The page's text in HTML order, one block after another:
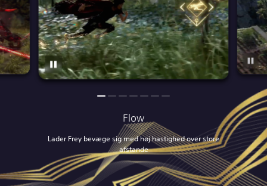
Flow
Lader Frey bevæge sig med høj hastighed over store
afstande